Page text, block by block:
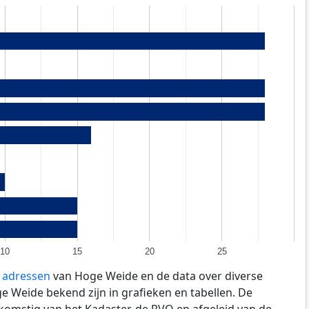
10 15 20 25
van Hoge Weide en de data over diverse
Weide bekend zijn in grafieken en tabellen. De